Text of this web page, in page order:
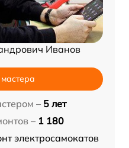
Иванов
– 5 лет
– 1 180
электросамокатов